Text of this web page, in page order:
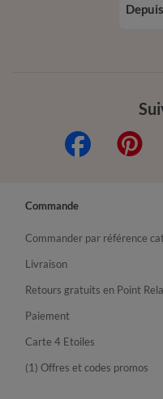
Commande
Commander par référence
Livraison
Retours gratuits en Point
Paiement
Carte 4 Etoiles
(1) Offres et codes promos